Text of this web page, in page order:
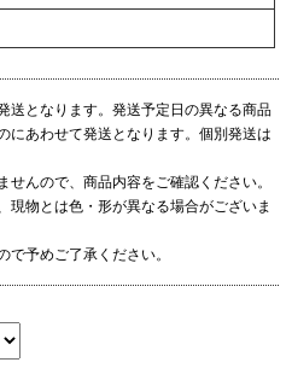
となります。発送予定日の異なる商品
にあわせて発送となります。個別発送は
んので、商品内容をご確認ください。
物とは色・形が異なる場合がございま
で予めご了承ください。